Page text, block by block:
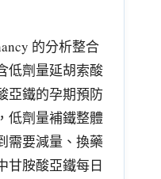
的分析整合
低劑量延胡索酸
亞鐵的孕期預防
低劑量補鐵整體
需要減量、換藥
甘胺酸亞鐵每日